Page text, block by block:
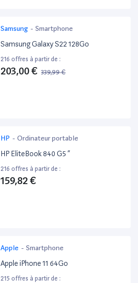
Samsung - Smartphone
Samsung Galaxy S22 128Go
216 offres à partir de :
203,00 € 339,99 €
HP - Ordinateur portable
HP EliteBook 840 G5 ”
216 offres à partir de :
159,82 €
Apple - Smartphone
Apple iPhone 11 64Go
215 offres à partir de :